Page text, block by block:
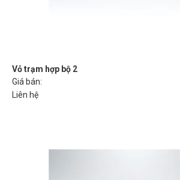
Vỏ trạm hợp bộ 2
Giá bán:
Liên hệ